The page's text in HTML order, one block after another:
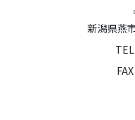
新潟県燕
TEL